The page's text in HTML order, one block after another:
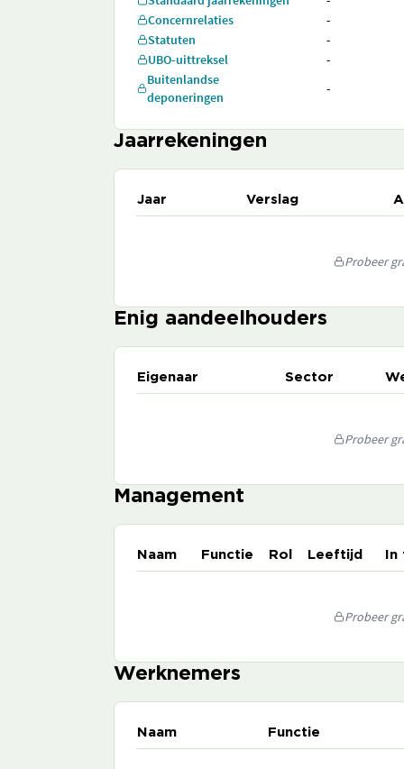
Concernrelaties
-
Statuten
-
UBO-uittreksel
-
Buitenlandse
deponeringen
-
Jaarrekeningen
Jaar Verslag
Probeer
Enig aandeelhouders
Eigenaar Sector
Probeer
Management
Naam Functie Rol Leeftijd
Probeer
Werknemers
Naam Functie